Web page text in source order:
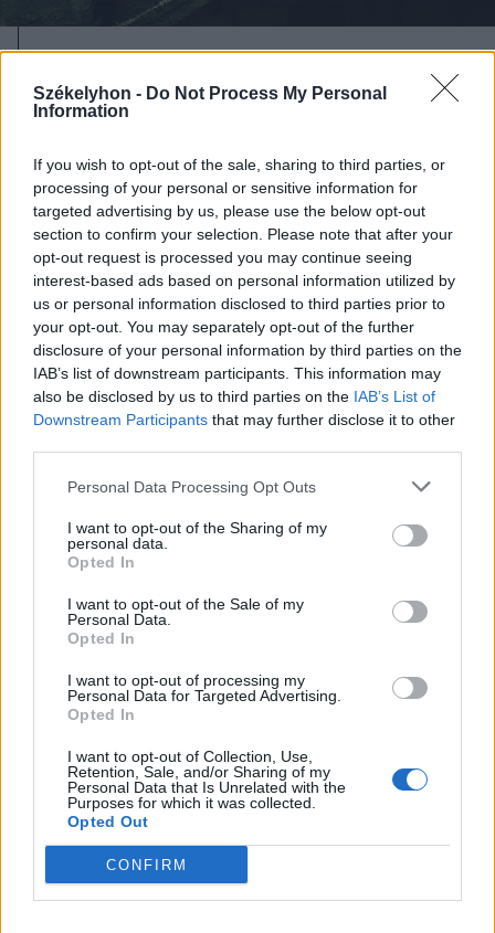
Székelyhon - Do Not Process My Personal
Information
If you wish to opt-out of the sale, sharing to third parties, or
processing of your personal or sensitive information for
targeted advertising by us, please use the below opt-out
section to confirm your selection. Please note that after your
opt-out request is processed you may continue seeing
interest-based ads based on personal information utilized by
us or personal information disclosed to third parties prior to
your opt-out. You may separately opt-out of the further
disclosure of your personal information by third parties on the
IAB’s list of downstream participants. This information may
also be disclosed by us to third parties on the IAB’s List of
Downstream Participants that may further disclose it to other
Personal Data Processing Opt Outs
I want to opt-out of the Sharing of my
personal data.
Opted In
I want to opt-out of the Sale of my
Personal Data.
Opted In
I want to opt-out of processing my
Personal Data for Targeted Advertising.
Opted In
I want to opt-out of Collection, Use,
Retention, Sale, and/or Sharing of my
Personal Data that Is Unrelated with the
Purposes for which it was collected.
Opted Out
CONFIRM
Fauda – kiknek szurkolunk mi ebben
2023. június 01., csütörtök
Már megint ránk öntöttek egy
csomó sorozatot (3.)